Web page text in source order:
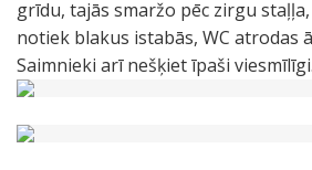
grīdu, tajās smaržo pēc zirgu
notiek blakus istabās, WC atrodas
Saimnieki arī nešķiet īpaši viesmīlīgi.